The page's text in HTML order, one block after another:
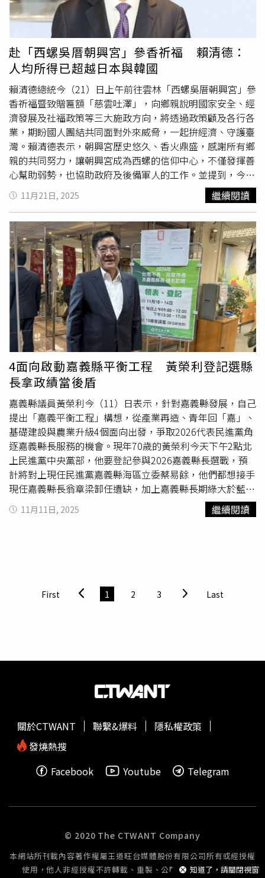
買服務，增設共餐據點至91處，並開辦每月1,000元弱勢長
者營養金；同時建置疫苗預約系統並推出自費疫苗補助，累
計已有5,411人次受益。長照服務方面，已建置12處A級整
合型服務中心、143處B級服務單位及55處C級據點。新竹市
府也重視文化保存與創新並進，三年來啟動18案古蹟歷建修
繕工程、審議新增4處市定古蹟、1處歷史建築及6處列冊追
蹤，另登錄1項傳統工藝、1項民俗及1項保存技術。同時辨
理藝文講座、工作坊、展演活動等2,105場，並補助各類藝
文活動或創作396案共3,669萬元，並積極推動城市行銷，
結合科技、文化與生活特色，三年來辦理賞花季、兒藝節、
國際動漫節、國際風箏節、玩啤派對、微光市集、竹風好市
集、青草湖系列活動，行銷新竹「山（十八尖山）、湖（青
草湖）、海（南寮漁港）」城市特色，共計吸引1,072萬人
次遊客，較上任前成長3.4%。此外，市府推出假日觀光巴
士，累計服務2.8萬人次；113年首辦新竹市購物節帶動54
億元消費，114年第二屆更創下逾60億元消費佳績。竹市積
極推動藝文觀光活動，自113年起至今已獲得逾40座國際獎
項肯定。在公共工程面，新竹市府推動關埔空橋建設、北門
市場及新竹漁港漁產品直銷中心改建、打造北台灣首座海洋
保育教育基地「香山濕地海洋保育教育中心」、棒球場改善
等工程，並攜手中央開工2,503戶社會住宅，其中中雅安居
與建功安居已開工，合計1,381戶。此外，市府啟動近35年
來規模最大的公辦市地重劃案「中油油庫市地重劃」，基地
面積約11.4公頃，完工後將釋出約6.9公頃科技商務區土
地，並提供文教、社福、公園及道路等公共設施用地，成為
城市轉型的重要里程碑。
以發放育兒津貼 為主，減輕父母育兒的經濟負擔，也就是從
家長「需求端」的層面解決育嬰問題，現在則逐漸轉移到擴
大公共托育服務數量，增加公共化及準公共化的托育名額，
從「供給端」解決托育問題。連江縣長王忠銘表示，連江縣
112年是全國出生率最高的縣市，所有孩子都是家中寶貝，
也是馬祖未來的希望。此外，為提升公共托育收托量能，連
江縣政府自104年率先在東引開辦公托中心，陸續於106
年、109年及110年開辦南竿公托中心、東西莒公托家園與
北竿公托中心，「島島有公托」順利達標，讓年輕爸爸媽媽
可以安心就業。
赴「西螺吳厝朝興宮」參香祈福 賴清德：
人均所得已超越日本與韓國
賴清德總統今（21）日上午前往雲林「西螺吳厝朝興宮」參
香祈福暨致贈匾額「慈雲吐澤」，向鄉親說明國家安全、經
濟發展及社福政策等三大施政方向，將透過政策顧及各行各
業，期盼國人團結共同面對外來威脅，一起拚經濟、守護臺
灣。賴清德表示，朝興宮歷史悠久、香火鼎盛，感謝所有鄉
親的共同努力，讓朝興宮成為西螺的信仰中心，不僅發揮善
心幫助弱勢，也協助政府及後備軍人的工作。並提到，今年
颱風對於臺灣造成嚴重災情，丹娜絲颱風造成雲林、嘉義及
臺南地區的損害；樺加沙颱風則造成花蓮馬太鞍溪堰塞湖溢
近期鳳凰颱風也對宜蘭造成災情，期盼媽祖保佑臺灣國泰民
安、風調雨順，雲林及各縣市四時無災、八節有慶。賴清德
接著說明「國家安全」、「經濟發展」，及「社福政策」三
大施政方向。首先談到國家更安全，總統說，面對中國的威
脅一定要增加國防力量，因此需要提高軍事預算，並對外進
行軍事採購及支持國防產業；國防預算是國家安全的預算，
也是產業發展的預算，世界上可以做到國防自主的國家只有
美國、中國、日本、韓國、德國等，國防自主的國家首先產
業要健全，臺灣具備此條件，因此不論目標是經濟進步或國
家安全，都應增加國防預算。此外，政府也希望打造「臺灣
之盾」，堅定守護全國2,300萬人民的生命財產安全。談到
經濟發展，賴清德強調，經濟始終是國家最重要的基礎，政
府用最嚴謹的態度推動經濟發展。並提到，馬英九前總統任
內經濟年平均成長率為2.8%，蔡英文前總統任內提升至
3.2%，股市加權指數由8千多點攀升至2萬3千多點。臺灣去
年經濟成長率達4.84%，今年第一季5.48%，第二季達近
8%，第三季維持在7.6%，顯示臺灣整體產業實力深厚，且
股市最高曾突破2萬8千點，國際社會都看好臺灣經濟發展。
在國民所得方面，臺灣人均所得已超越日本與韓國，平均達
38,000美元，預估臺灣在2030年前可望達到40,000美元。
另外，臺灣外匯存底已突破6,000億美元，且目前臺灣的就
支持、海外拓銷、產業升級、就業以及勞工照顧等諸多措
施，盼提升產業競爭力。並指出，除了特別預算，政府每年
長。賴清德指出，政府也實施減稅，租屋單身者年所得低於
代同堂年所得在212萬4千元以下都不用繳綜合所得稅。這
幾年來政府透過減稅，提高家庭可支配所得等方式擴大對社
家一起養」政策為例，說明家長自己帶0到6歲的小朋友，政
府每個月給予育兒津貼
個月7,000元、第二胎8,000元、第三胎9,000元。送托準公
利幼兒園每月負擔2,000元；公立幼兒園每月只需負擔1,000
元，其他費用都由政府負擔。政府一年編列 1,100 億至
1,200 億的預算，幫助年輕夫婦減輕家庭負擔。賴清德同時
提到，政府推動高中職免學費，私立大專校院學生每年補助
11月21日, 2025 繼續閱讀
4面向啟動嘉義縣平衡工程 黃榮利登記選縣
長拿政績當後盾
嘉義縣議員黃榮利今（11）日表示，針對嘉義縣發展，自己
提出「嘉義平衡工程」構想，從產業再造、青年回「嘉」、
基礎建設與農業升級4個面向出發，爭取2026代表民進黨角
逐嘉義縣長服務的機會。現年70歲的黃榮利今天下午2點北
上民進黨中央黨部，他要登記參與2026嘉義縣長選戰，預
計將對上現任民進黨嘉義縣海區立委蔡易餘，他們都想接手
現任嘉義縣長翁章梁卸任遺缺，加上嘉義縣長期綠大於藍、
綠營穩定執政，只要初選過了那麼大選並不難，這讓初選彼
此競爭料將格外激烈。黃榮利登記後受訪回顧，自己從政之
輕時為解決鹿草地區垃圾掩埋與焚燒問題，就曾帶隊前往鹿
草表達心聲，促成嘉義縣政府興建焚化爐，為環境改善盡了
把太保市拚為人口穩定成長的鄉鎮市。嘉義縣議員黃榮利在
（示意圖／CTWant攝影組）而在農會總幹事任內，黃榮利
也推廣溫室栽培小番茄，如今在太保面積達至少200公頃並
精緻農業「台灣隊」，縱使夏天颱風有些毀損，也在農會與
地方鄉親齊心協力下，逐步恢復生機。他強調，台灣政治人
絕對很會做！」嘉義縣如今因著台積電將進駐設廠，地方對
設與農業升級四個面向出發，推動嘉義縣全面翻轉，甩開高
齡化窘境，要讓農工大縣進化成「科技嘉義」，善用每一分
錢打造嘉義好日子。
11月11日, 2025 繼續閱讀
First 1 2 3 Last
知道了，請關閉視窗
關於CTWANT 聯繫&爆料
隱私權政策
發燒熱搜
Facebook
Youtube Telegram
© 2020 The CTWANT Company
本網站所刊載內容著作權屬王道旺台媒體股份有限公司所有或經授權
使用，他人非經授權不許轉載、重製、公開播送或公開傳輸。